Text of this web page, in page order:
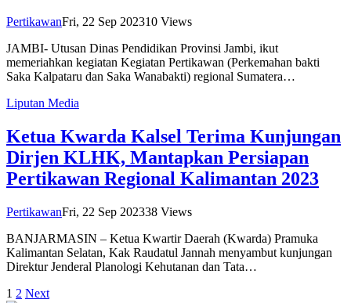
PertikawanFri, 22 Sep 202310 Views
JAMBI- Utusan Dinas Pendidikan Provinsi Jambi, ikut
memeriahkan kegiatan Kegiatan Pertikawan (Perkemahan bakti
Saka Kalpataru dan Saka Wanabakti) regional Sumatera…
Liputan Media
Ketua Kwarda Kalsel Terima Kunjungan
Dirjen KLHK, Mantapkan Persiapan
Pertikawan Regional Kalimantan 2023
PertikawanFri, 22 Sep 202338 Views
BANJARMASIN – Ketua Kwartir Daerah (Kwarda) Pramuka
Kalimantan Selatan, Kak Raudatul Jannah menyambut kunjungan
Direktur Jenderal Planologi Kehutanan dan Tata…
1 2 Next